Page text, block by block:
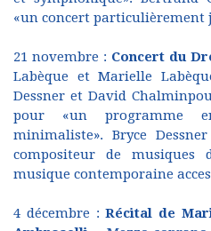
«un concert particulièrement
21 novembre : Concert du
Labèque et Marielle
Dessner et David
pour «un programme
minimaliste». Bryce
compositeur de
musique contemporaine
4 décembre :Récital de